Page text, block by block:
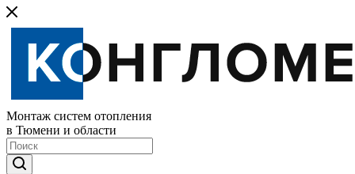
Монтаж систем отопления
в Тюмени и области